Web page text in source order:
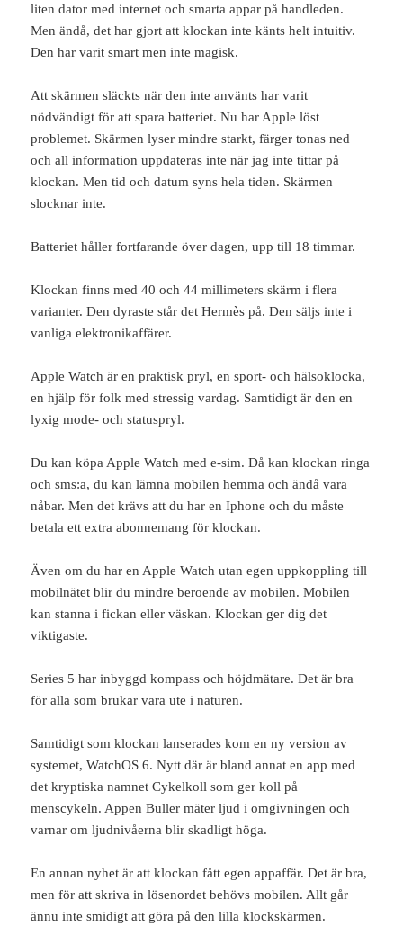
liten dator med internet och smarta appar på handleden.
Men ändå, det har gjort att klockan inte känts helt intuitiv.
Den har varit smart men inte magisk.
Att skärmen släckts när den inte använts har varit
nödvändigt för att spara batteriet. Nu har Apple löst
problemet. Skärmen lyser mindre starkt, färger tonas ned
och all information uppdateras inte när jag inte tittar på
klockan. Men tid och datum syns hela tiden. Skärmen
slocknar inte.
Batteriet håller fortfarande över dagen, upp till 18 timmar.
Klockan finns med 40 och 44 millimeters skärm i flera
varianter. Den dyraste står det Hermès på. Den säljs inte i
vanliga elektronikaffärer.
Apple Watch är en praktisk pryl, en sport- och hälsoklocka,
en hjälp för folk med stressig vardag. Samtidigt är den en
lyxig mode- och statuspryl.
Du kan köpa Apple Watch med e-sim. Då kan klockan ringa
och sms:a, du kan lämna mobilen hemma och ändå vara
nåbar. Men det krävs att du har en Iphone och du måste
betala ett extra abonnemang för klockan.
Även om du har en Apple Watch utan egen uppkoppling till
mobilnätet blir du mindre beroende av mobilen. Mobilen
kan stanna i fickan eller väskan. Klockan ger dig det
viktigaste.
Series 5 har inbyggd kompass och höjdmätare. Det är bra
för alla som brukar vara ute i naturen.
Samtidigt som klockan lanserades kom en ny version av
systemet, WatchOS 6. Nytt där är bland annat en app med
det kryptiska namnet Cykelkoll som ger koll på
menscykeln. Appen Buller mäter ljud i omgivningen och
varnar om ljudnivåerna blir skadligt höga.
En annan nyhet är att klockan fått egen appaffär. Det är bra,
men för att skriva in lösenordet behövs mobilen. Allt går
ännu inte smidigt att göra på den lilla klockskärmen.